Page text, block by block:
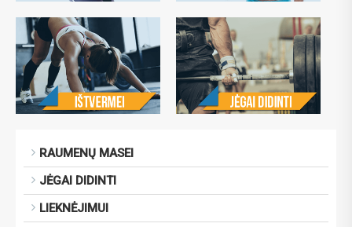
RAUMENŲ MASEI
JĖGAI DIDINTI
LIEKNĖJIMUI